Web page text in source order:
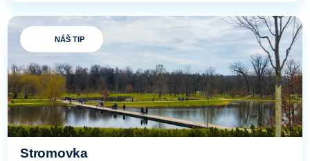
NÁŠ TIP
Stromovka